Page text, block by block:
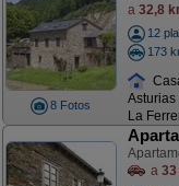
8 Fotos
a 32,8
12
173
La
a